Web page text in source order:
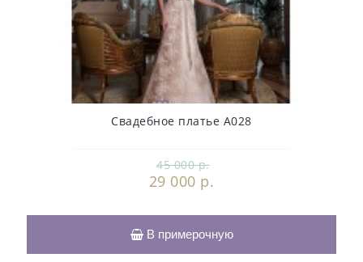
Свадебное платье А028
45 000 р.
29 000 р.
В примерочную